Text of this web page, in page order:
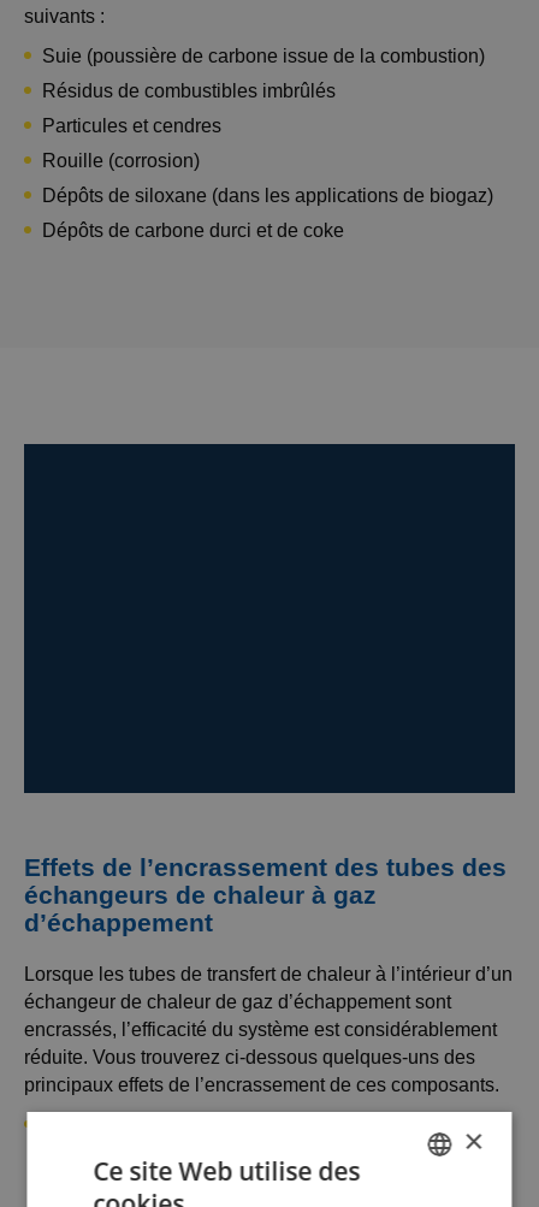
suivants :
Suie (poussière de carbone issue de la combustion)
Résidus de combustibles imbrûlés
Particules et cendres
Rouille (corrosion)
Dépôts de siloxane (dans les applications de biogaz)
Dépôts de carbone durci et de coke
Effets de l’encrassement des tubes des
échangeurs de chaleur à gaz
d’échappement
Lorsque les tubes de transfert de chaleur à l’intérieur d’un
échangeur de chaleur de gaz d’échappement sont
encrassés, l’efficacité du système est considérablement
réduite. Vous trouverez ci-dessous quelques-uns des
principaux effets de l’encrassement de ces composants.
L’encrassement crée une couche isolante sur les
surfaces des tubes, limitant le transfert de chaleur entre
×
Ce site Web utilise des